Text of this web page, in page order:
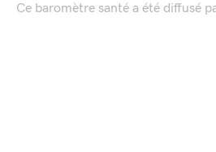
Ce baromètre santé a été diffusé